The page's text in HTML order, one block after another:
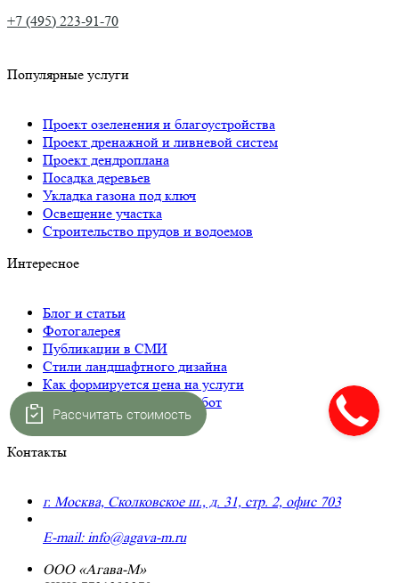
+7 (495) 223-91-70
Популярные услуги
Проект озеленения и благоустройства
Проект дренажной и ливневой систем
Проект дендроплана
Посадка деревьев
Укладка газона под ключ
Освещение участка
Строительство прудов и водоемов
Интересное
Блог и статьи
Фотогалерея
Публикации в СМИ
Стили ландшафтного дизайна
Как формируется цена на услуги
План и этапы оказания работ
Вопросы и ответы (FAQ)
Контакты
г. Москва, Сколковское ш., д. 31, стр. 2, офис 703
E-mail: info@agava-m.ru
ООО «Агава-М»
Рассчитать стоимость